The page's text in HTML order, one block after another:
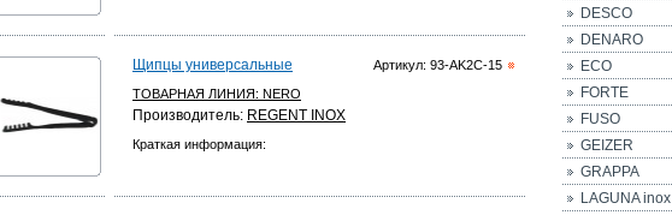
Артикул: 93-AK2C-15
Щипцы универсальные
ТОВАРНАЯ ЛИНИЯ: NERO
Производитель: REGENT INOX
Краткая информация:
DESCO
DENARO
ECO
FORTE
FUSO
GEIZER
GRAPPA
LAGUNA inox